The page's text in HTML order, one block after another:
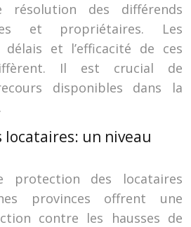
résolution des différends
et propriétaires. Les
délais et l’efficacité de ces
Il est crucial de
disponibles dans la
locataires: un niveau
protection des locataires
provinces offrent une
contre les hausses de